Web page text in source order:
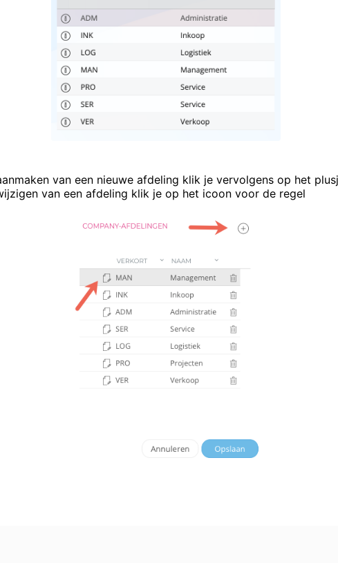
van een nieuwe afdeling klik je vervolgens op het
van een afdeling klik je op het icoon voor de regel